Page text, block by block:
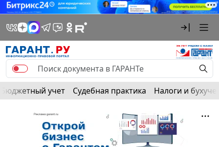
Бюджетный учет Судебная практика Налоги и